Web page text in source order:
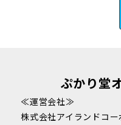
ぷかり堂
≪運営会社≫
株式会社アイランドコ